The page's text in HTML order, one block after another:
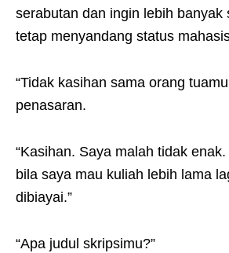
serabutan dan ingin lebih banyak
tetap menyandang status
“Tidak kasihan sama orang
penasaran.
“Kasihan. Saya malah tidak
bila saya mau kuliah lebih lama
dibiayai.”
“Apa judul skripsimu?”